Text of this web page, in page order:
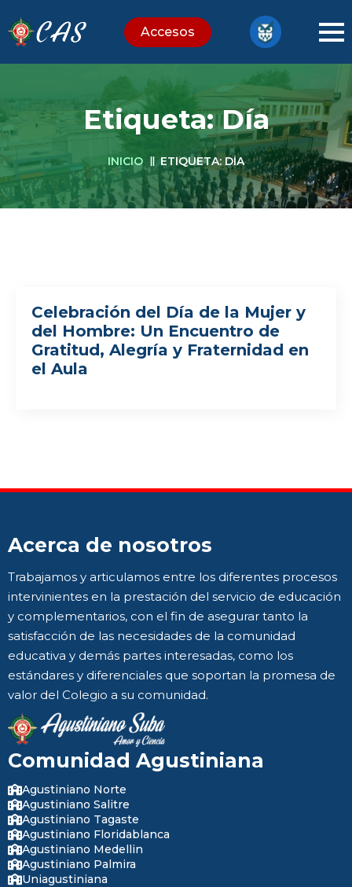
Accesos
Etiqueta:Día
INICIO ETIQUETA:DÍA
Celebración del Día de la Mujer y
del Hombre: Un Encuentro de
Gratitud, Alegría y Fraternidad en
el Aula
Acerca de nosotros
Trabajamos y articulamos entre los diferentes procesos
intervinientes en la prestación del servicio de educación
y complementarios, con el fin de asegurar tanto la
satisfacción de las necesidades de la comunidad
educativa y demás partes interesadas, como los
estándares y diferenciales que soportan la promesa de
valor del Colegio a su comunidad.
Comunidad Agustiniana
Agustiniano Norte
Agustiniano Salitre
Agustiniano Tagaste
Agustiniano Floridablanca
Agustiniano Medellin
Agustiniano Palmira
Uniagustiniana